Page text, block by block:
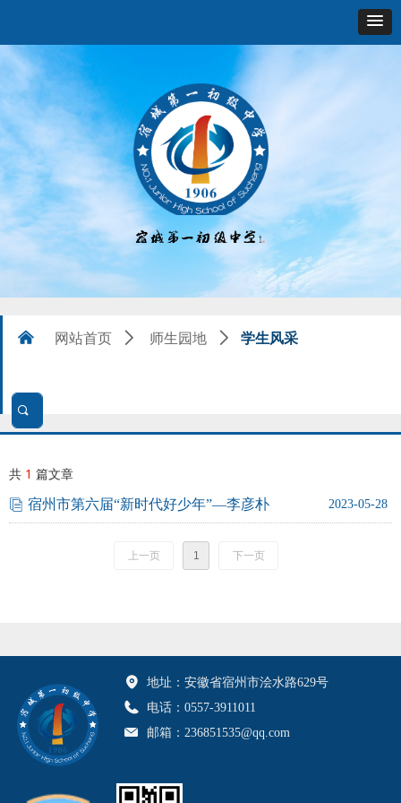
共 1 篇文章
2023-05-28
ꀢ 宿州市第六届“新时代好少年”—李彦朴
上一页 1 下一页
网站首页 ꄲ 师生园地 ꄲ 学生风采
낀
끠
索
地址：安徽省宿州市浍水路629号
电话：0557-3911011
邮箱：236851535@qq.com